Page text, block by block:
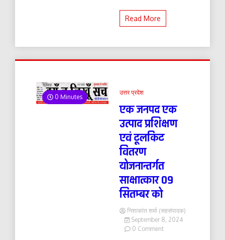
Read More
0 Minutes
उत्तर प्रदेश
एक जनपद एक
उत्पाद प्रशिक्षण
एवं टूलकिट
वितरण
योजनान्तर्गत
साक्षात्कार 09
सितम्बर को
निशाकांत शर्मा (सहसंपादक)
September 8, 2024
0 Commenton